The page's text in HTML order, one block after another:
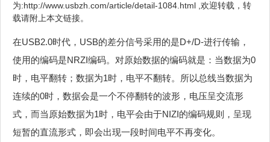
为:http://www.usbzh.com/article/detail-1084.html ,欢迎转载，转
载请附上本文链接。
在USB2.0时代，USB的差分信号采用的是D+/D-进行传输，
使用的编码是NRZI编码。对原始数据的编码就是：当数据为0
时，电平翻转；数据为1时，电平不翻转。所以总线当数据为
连续的0时，数据会是一个不停翻转的波形，电压呈交流形
式，而当原始数据为1时，电平会由于NIZI的编码规则，呈现
短暂的直流形式，即会出现一段时间电平不再变化。